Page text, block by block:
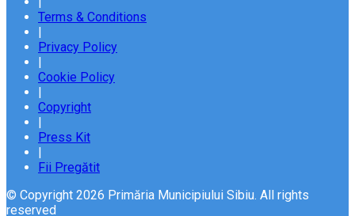
Terms & Conditions
|
Privacy Policy
|
Cookie Policy
|
Copyright
|
Press Kit
|
Fii Pregătit
© Copyright 2026 Primăria Municipiului Sibiu. All rights
reserved